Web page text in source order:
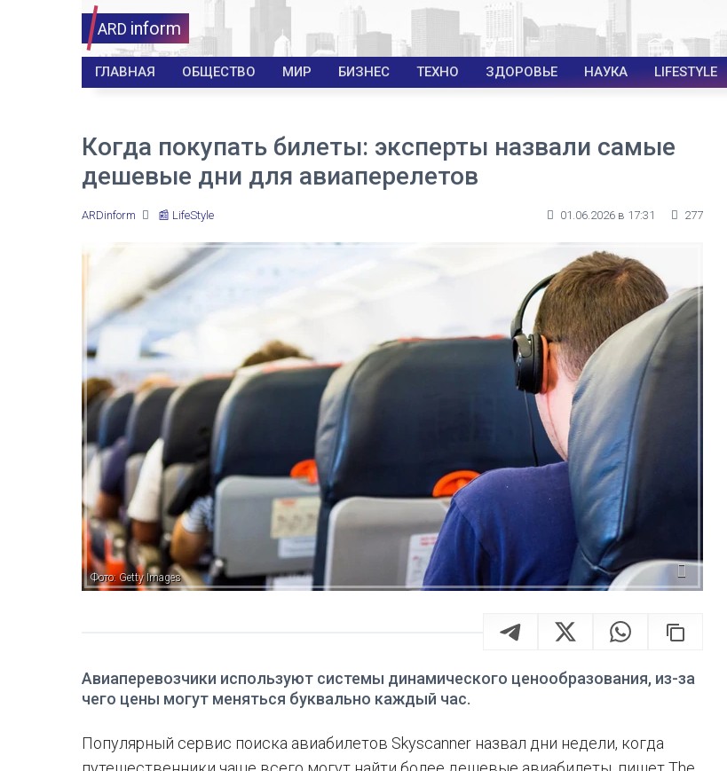
ARD inform
ГЛАВНАЯ ОБЩЕСТВО МИР БИЗНЕС ТЕХНО ЗДОРОВЬЕ НАУКА LIFESTYLE
Когда покупать билеты: эксперты назвали самые
дешевые дни для авиаперелетов
ARDinform 📰 LifeStyle 01.06.2026 в 17:31 277
Фото: Getty Images
Авиаперевозчики используют системы динамического ценообразования, из-за
чего цены могут меняться буквально каждый час.
Популярный сервис поиска авиабилетов Skyscanner назвал дни недели, когда